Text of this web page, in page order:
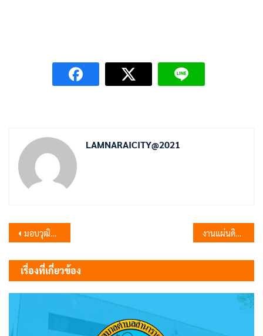
LAMNARAICITY@2021
แนะแนว
เรื่อง
มอบวุฒิบัตรผู้สำเร็จการฝึกอบรมอาสาสมัครป้องกันภัยฝ่ายพลเรือน (อปพร.) หลักสูตรทบทวน งานแผ่นดินสมเด็จพระนารายณ์มหาราช ประจำปี 2567
เรื่องที่เกี่ยวข้อง